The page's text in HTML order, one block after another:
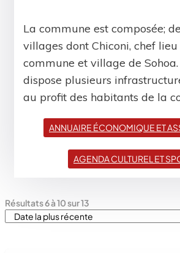
La commune est composée;
villages dont Chiconi, chef
commune et village de
dispose plusieurs
au profit des habitants de la
ANNUAIRE ÉCONOMIQUE ET
AGENDA CULTUREL ET
Résultats6à10sur13